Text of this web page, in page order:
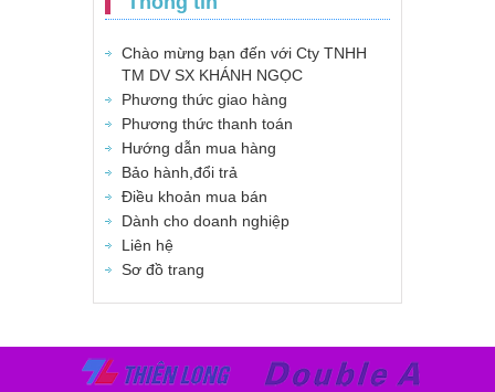
Chào mừng bạn đến với Cty TNHH
TM DV SX KHÁNH NGỌC
Phương thức giao hàng
Phương thức thanh toán
Hướng dẫn mua hàng
Bảo hành,đổi trả
Điều khoản mua bán
Dành cho doanh nghiệp
Liên hệ
Sơ đồ trang